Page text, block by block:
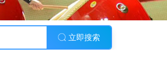
立即搜索